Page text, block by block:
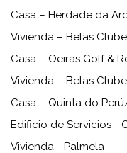
Casa – Herdade da
Vivienda – Belas
Casa – Oeiras Golf &
Vivienda – Belas
Casa – Quinta do
Edificio de Servicios -
Vivienda - Palmela